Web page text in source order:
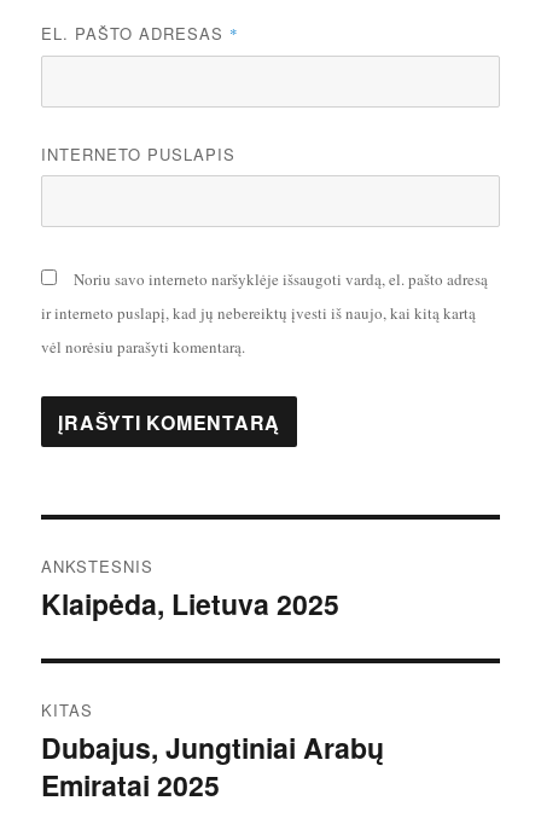
EL. PAŠTO ADRESAS *
INTERNETO PUSLAPIS
Noriu savo interneto naršyklėje išsaugoti vardą, el. pašto adresą
ir interneto puslapį, kad jų nebereiktų įvesti iš naujo, kai kitą kartą
vėl norėsiu parašyti komentarą.
tarp
ANKSTESNIS
Ankstesnis
Klaipėda, Lietuva 2025
KITAS
Kitas
įrašas:
Dubajus, Jungtiniai Arabų
Emiratai 2025